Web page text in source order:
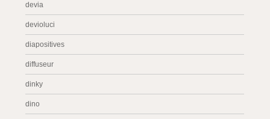
devia
devioluci
diapositives
diffuseur
dinky
dino